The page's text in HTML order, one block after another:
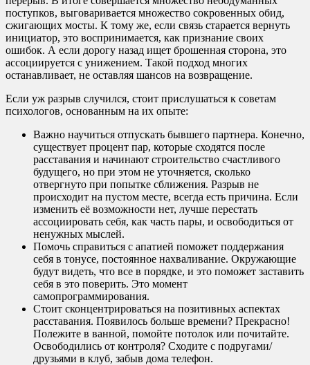
поступков, выговаривается множество сокровенных обид,
сжигающих мосты. К тому же, если связь старается вернуть
инициатор, это воспринимается, как признание своих
ошибок. А если дорогу назад ищет брошенная сторона, это
ассоциируется с унижением. Такой подход многих
останавливает, не оставляя шансов на возвращение.
Если уж разрыв случился, стоит прислушаться к советам
психологов, основанным на их опыте:
Важно научиться отпускать бывшего партнера. Конечно,
существует процент пар, которые сходятся после
расставания и начинают строительство счастливого
будущего, но при этом не уточняется, сколько
отвергнуто при попытке сближения. Разрыв не
происходит на пустом месте, всегда есть причина. Если
изменить её возможности нет, лучше перестать
ассоциировать себя, как часть пары, и освободиться от
ненужных мыслей.
Помочь справиться с апатией поможет поддержания
себя в тонусе, постоянное нахваливание. Окружающие
будут видеть, что все в порядке, и это поможет заставить
себя в это поверить. Это момент
самопрограммирования.
Стоит сконцентрироваться на позитивных аспектах
расставания. Появилось больше времени? Прекрасно!
Полежите в ванной, помойте потолок или почитайте.
Освободились от контроля? Сходите с подругами/
друзьями в клуб, забыв дома телефон.